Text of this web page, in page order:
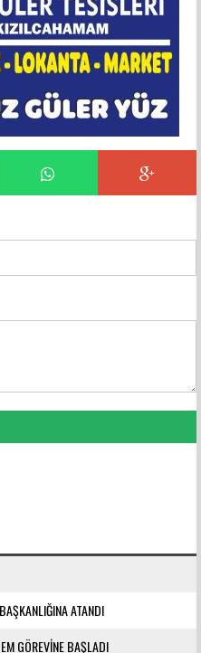
ATANDI
GÖREVİNE BAŞLADI